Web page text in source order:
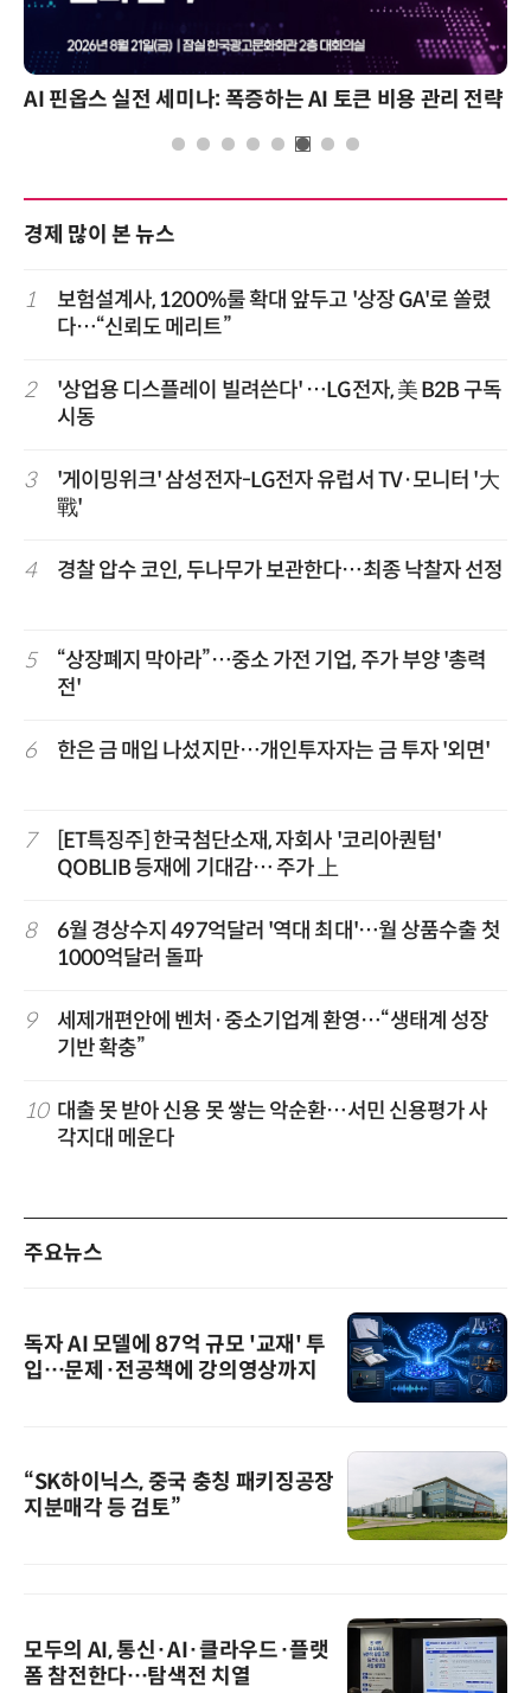
AI 핀옵스 실전 세미나: 폭증하는 AI 토큰 비용 관리 전략
경제 많이 본 뉴스
1
보험설계사, 1200%룰 확대 앞두고 '상장 GA'로 쏠렸
다…“신뢰도 메리트”
2
'상업용 디스플레이 빌려쓴다' …LG전자, 美 B2B 구독
시동
3
'게이밍위크' 삼성전자-LG전자 유럽서 TV·모니터 '大
戰'
4 경찰 압수 코인, 두나무가 보관한다…최종 낙찰자 선정
5
“상장폐지 막아라”…중소 가전 기업, 주가 부양 '총력
전'
6 한은 금 매입 나섰지만…개인투자자는 금 투자 '외면'
7
[ET특징주] 한국첨단소재, 자회사 '코리아퀀텀'
QOBLIB 등재에 기대감… 주가 上
8
6월 경상수지 497억달러 '역대 최대'…월 상품수출 첫
1000억달러 돌파
9
세제개편안에 벤처·중소기업계 환영…“생태계 성장
기반 확충”
10 대출 못 받아 신용 못 쌓는 악순환…서민 신용평가 사
각지대 메운다
주요뉴스
독자 AI 모델에 87억 규모 '교재' 투
입…문제·전공책에 강의영상까지
“SK하이닉스, 중국 충칭 패키징공장
지분매각 등 검토”
모두의 AI, 통신·AI·클라우드·플랫
폼 참전한다…탐색전 치열